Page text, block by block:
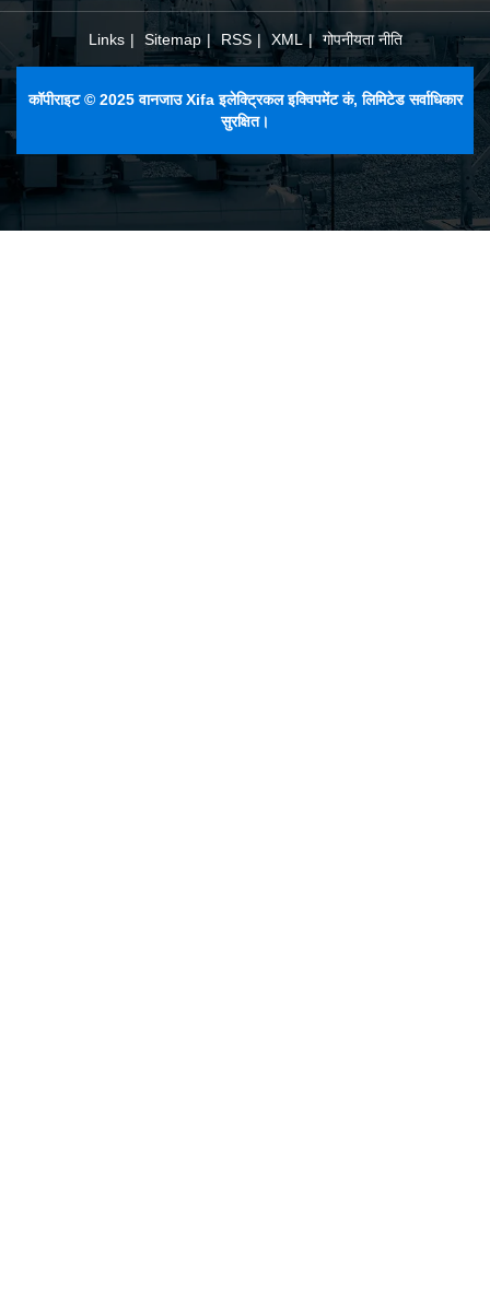
Links | Sitemap | RSS | XML | गोपनीयता नीति
कॉपीराइट © 2025 वानजाउ Xifa इलेक्ट्रिकल इक्विपमेंट कं, लिमिटेड सर्वाधिकार
सुरक्षित।